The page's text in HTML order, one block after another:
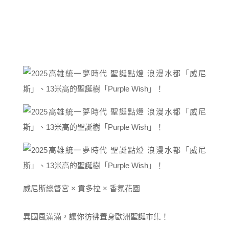
威尼斯總督宮 × 貢多拉 × 香氛花園
異國風滿滿，讓你彷彿置身歐洲聖誕市集！